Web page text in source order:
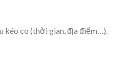
kéo co (thời gian, địa điểm…).